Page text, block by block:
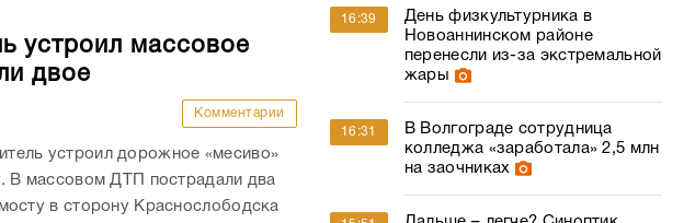
устроил массовое
двое
Комментарии
устроил дорожное «месиво»
В массовом ДТП пострадали два
в сторону Краснослободска
16:39
День физкультурника в
Новоаннинском районе
перенесли из-за экстремальной
жары
16:31
В Волгограде сотрудница
колледжа «заработала» 2,5 млн
на заочниках